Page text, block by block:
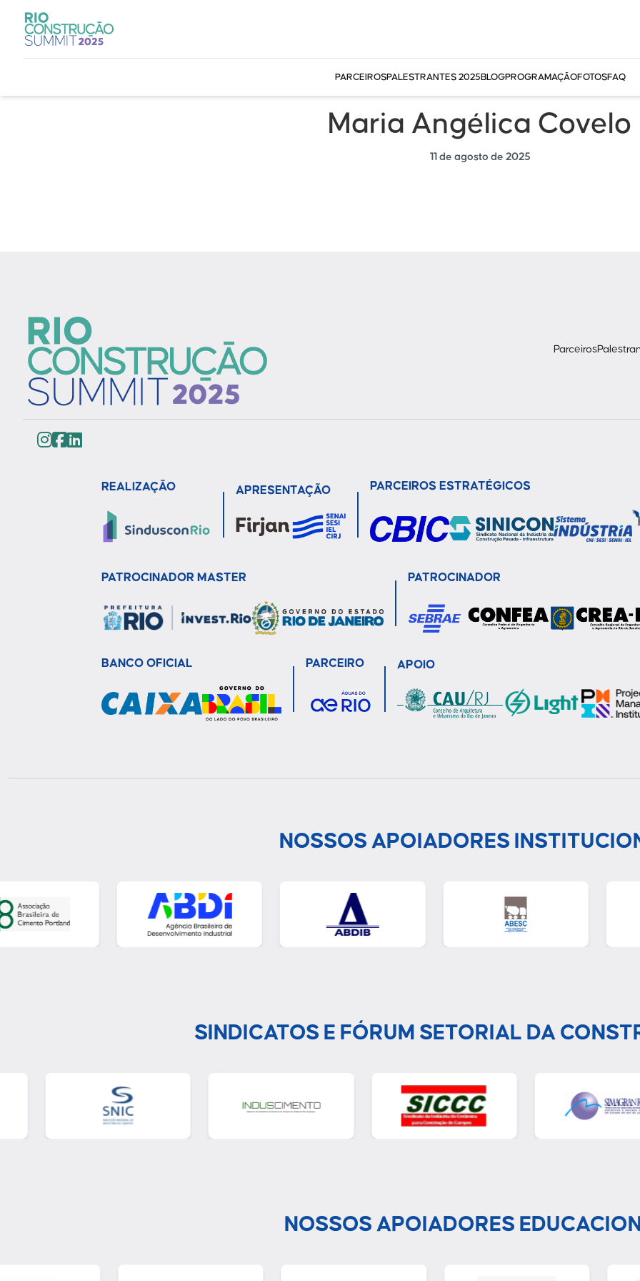
PARCEIROSPALESTRANTES 2025 BLOGPROGRAMAÇÃOFOTOSFAQ
Maria Angélica Covelo
11 de agosto de 2025
Parceiros
REALIZAÇÃO APRESENTAÇÃO PARCEIROS ESTRATÉGICOS
PATROCINADOR MASTER PATROCINADOR
BANCO OFICIAL PARCEIRO APOIO
NOSSOS APOIADORES
SINDICATOS E FÓRUM SETORIAL DA
NOSSOS APOIADORES